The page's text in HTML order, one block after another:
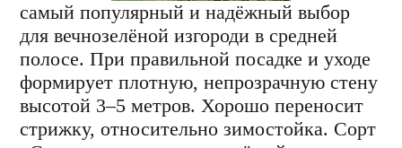
cамый популярный и надёжный выбор
для вечнозелёной изгороди в средней
полосе. При правильной посадке и уходе
формирует плотную, непрозрачную стену
высотой 3–5 метров. Хорошо переносит
стрижку, относительно зимостойка. Сорт